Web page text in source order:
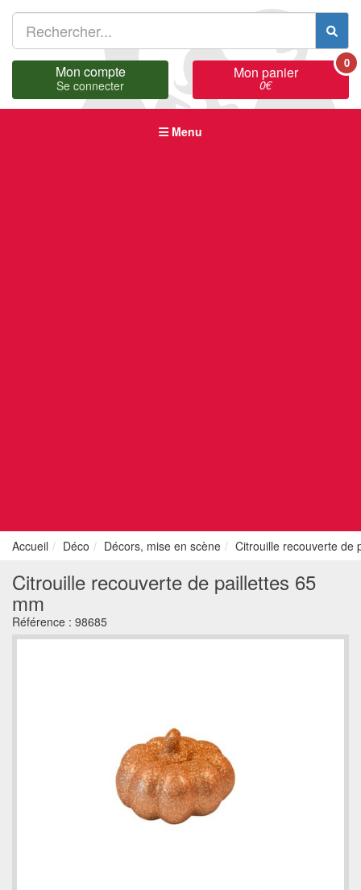
Mon compte
Se connecter
Mon panier
0€
0
Menu
Accueil Déco Décors, mise en scène Citrouille recouverte de
Citrouille recouverte de paillettes 65
mm
Référence : 98685